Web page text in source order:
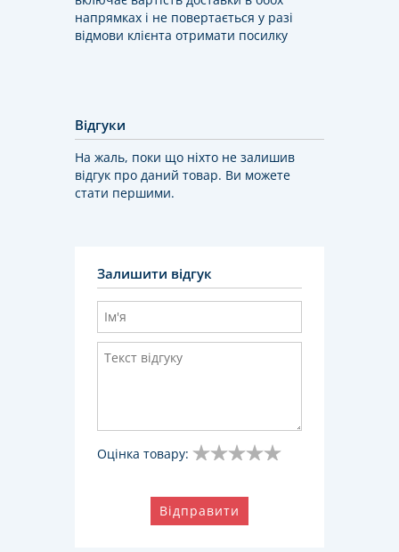
напрямках і не повертається у разі
відмови клієнта отримати посилку
Відгуки
На жаль, поки що ніхто не залишив
відгук про даний товар. Ви можете
стати першими.
Залишити відгук
Оцінка товару:
Відправити